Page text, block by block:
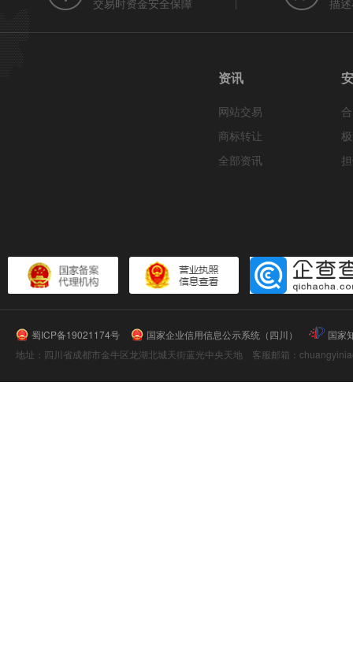
交易时资金安全保障 描
资讯
网站交易
商标转让
全部资讯
蜀ICP备19021174号 国家企业信用信息公示系统（四川）
国家
地址：四川省成都市金牛区龙湖北城天街蓝光中央天地 客服邮箱：